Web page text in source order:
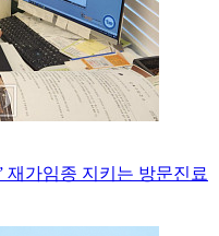
재가임종 지키는 방문진료